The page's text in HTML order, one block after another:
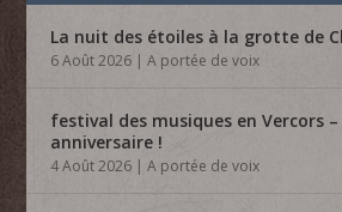
La nuit des étoiles à la grotte de
6 Août 2026 |A portée de voix
festival des musiques en Vercors –
anniversaire !
4 Août 2026 |A portée de voix